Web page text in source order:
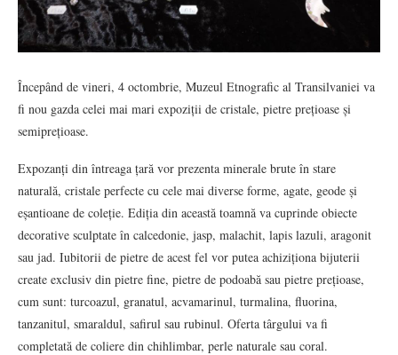
Începând de vineri, 4 octombrie, Muzeul Etnografic al Transilvaniei va
fi nou gazda celei mai mari expoziții de cristale, pietre prețioase și
semiprețioase.
Expozanți din întreaga țară vor prezenta minerale brute în stare
naturală, cristale perfecte cu cele mai diverse forme, agate, geode și
eșantioane de coleție. Ediția din această toamnă va cuprinde obiecte
decorative sculptate în calcedonie, jasp, malachit, lapis lazuli, aragonit
sau jad. Iubitorii de pietre de acest fel vor putea achiziționa bijuterii
create exclusiv din pietre fine, pietre de podoabă sau pietre prețioase,
cum sunt: turcoazul, granatul, acvamarinul, turmalina, fluorina,
tanzanitul, smaraldul, safirul sau rubinul. Oferta târgului va fi
completată de coliere din chihlimbar, perle naturale sau coral.